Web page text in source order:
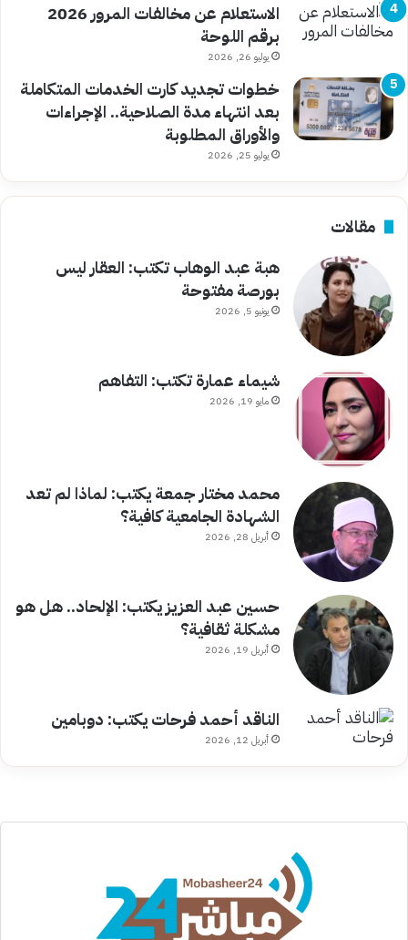
الاستعلام عن مخالفات المرور 2026
برقم اللوحة
يوليو 26, 2026
خطوات تجديد كارت الخدمات المتكاملة
بعد انتهاء مدة الصلاحية.. الإجراءات
والأوراق المطلوبة
يوليو 25, 2026
مقالات
هبة عبد الوهاب تكتب: العقار ليس
بورصة مفتوحة
يونيو 5, 2026
شيماء عمارة تكتب: التفاهم
مايو 19, 2026
محمد مختار جمعة يكتب: لماذا لم تعد
الشهادة الجامعية كافية؟
أبريل 28, 2026
حسين عبد العزيز يكتب: الإلحاد.. هل هو
مشكلة ثقافية؟
أبريل 19, 2026
الناقد أحمد فرحات يكتب: دوبامين
أبريل 12, 2026